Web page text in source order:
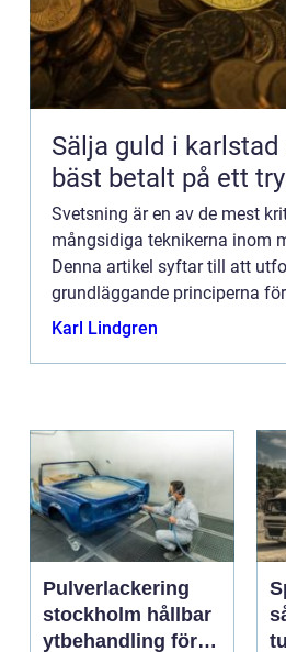
Sälja guld i karlstad så får du
bäst betalt på ett
Svetsning är en av de mest
mångsidiga teknikerna inom
Denna artikel syftar till att
grundläggande principerna
typer av svetsmetoder som
Karl Lindgren
Pulverlackering
stockholm hållbar
ytbehandling för